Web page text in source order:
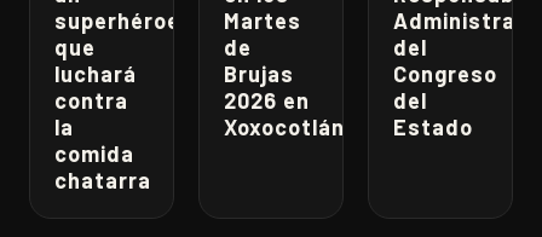
superhéroe
que
luchará
contra
la
comida
chatarra
Martes
de
Brujas
2026 en
Xoxocotlán
del
Congreso
del
Estado